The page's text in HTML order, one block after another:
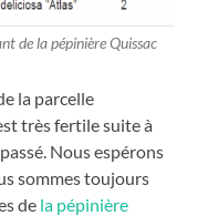
de la pépinière Quissac
la parcelle
très fertile suite à
Nous espérons
sommes toujours
de la pépinière